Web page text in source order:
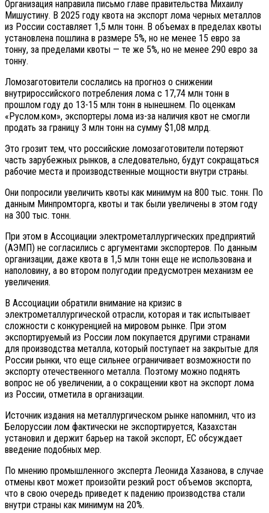
Организация направила письмо главе правительства Михаилу
Мишустину. В 2025 году квота на экспорт лома черных металлов
из России составляет 1,5 млн тонн. В объемах в пределах квоты
установлена пошлина в размере 5%, но не менее 15 евро за
тонну, за пределами квоты — те же 5%, но не менее 290 евро за
тонну.
Ломозаготовители сослались на прогноз о снижении
внутрироссийского потребления лома с 17,74 млн тонн в
прошлом году до 13-15 млн тонн в нынешнем. По оценкам
«Руслом.ком», экспортеры лома из-за наличия квот не смогли
продать за границу 3 млн тонн на сумму $1,08 млрд.
Это грозит тем, что российские ломозаготовители потеряют
часть зарубежных рынков, а следовательно, будут сокращаться
рабочие места и производственные мощности внутри страны.
Они попросили увеличить квоты как минимум на 800 тыс. тонн. По
данным Минпромторга, квоты и так были увеличены в этом году
на 300 тыс. тонн.
При этом в Ассоциации электрометаллургических предприятий
(АЭМП) не согласились с аргументами экспортеров. По данным
организации, даже квота в 1,5 млн тонн еще не использована и
наполовину, а во втором полугодии предусмотрен механизм ее
увеличения.
В Ассоциации обратили внимание на кризис в
электрометаллургической отрасли, которая и так испытывает
сложности с конкуренцией на мировом рынке. При этом
экспортируемый из России лом покупается другими странами
для производства металла, который поступает на закрытые для
России рынки, что еще сильнее ограничивает возможности по
экспорту отечественного металла. Поэтому можно поднять
вопрос не об увеличении, а о сокращении квот на экспорт лома
из России, отметила в организации.
Источник издания на металлургическом рынке напомнил, что из
Белоруссии лом фактически не экспортируется, Казахстан
установил и держит барьер на такой экспорт, ЕС обсуждает
введение подобных мер.
По мнению промышленного эксперта Леонида Хазанова, в случае
отмены квот может произойти резкий рост объемов экспорта,
что в свою очередь приведет к падению производства стали
внутри страны как минимум на 20%.